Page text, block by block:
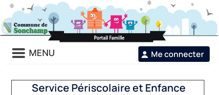
Liste
des
MENU Me connecter
Service Périscolaire et Enfance